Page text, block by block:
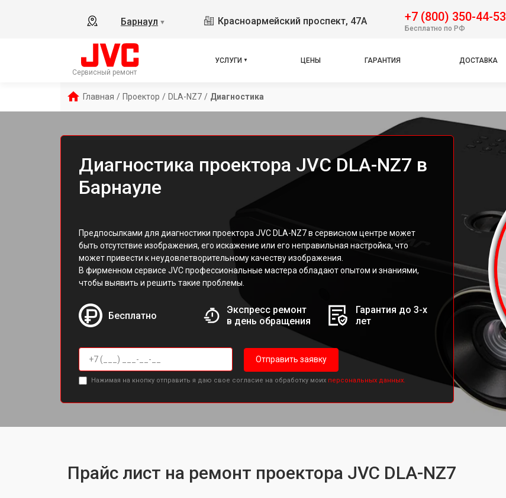
Барнаул ▼ Красноармейский проспект, 47А +7 (800) 350-44-53
Бесплатно по РФ
Сервисный ремонт
УСЛУГИ ЦЕНЫ ГАРАНТИЯ ДОСТАВКА
Главная / Проектор / DLA-NZ7 / Диагностика
Диагностика проектора JVC DLA-NZ7 в
Барнауле
Предпосылками для диагностики проектора JVC DLA-NZ7 в сервисном центре может
быть отсутствие изображения, его искажение или его неправильная настройка, что
может привести к неудовлетворительному качеству изображения.
В фирменном сервисе JVC профессиональные мастера обладают опытом и знаниями,
чтобы выявить и решить такие проблемы.
Бесплатно
Экспресс ремонт
в день обращения
Гарантия до 3-х
лет
Отправить заявку
Нажимая на кнопку отправить я даю свое согласие на обработку моих персональных данных.
Прайс лист на ремонт проектора JVC DLA-NZ7